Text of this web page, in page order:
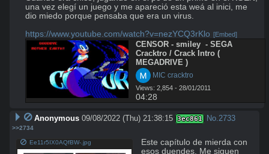
una vez elegí un juego y me apareció esta weá al inici, me
dio miedo porque pensaba que era un virus.
https://www.youtube.com/watch?v=nezYCQ3rKlo [Embed]
CENSOR - smiley  - SEGA
Cracktro / Crack Intro (
MEGADRIVE )
MIC cracktro
Views: 2,854 - 28/01/2011
04:28
Anonymous 09/08/2022 (Thu) 21:38:15 3ec861 No. 2733
>>2734
Ee11r5IX0AQfBW-.jpg
Este capítulo de mierda con
esos duendes. Me siguen